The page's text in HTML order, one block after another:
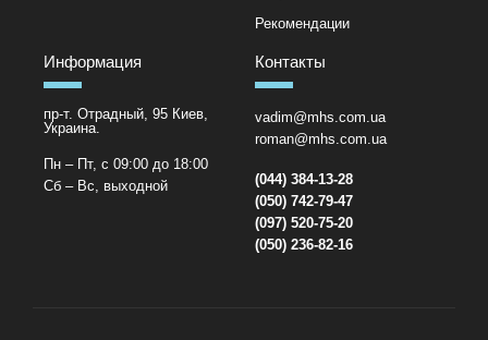
Рекомендации
Информация
пр-т. Отрадный, 95 Киев,
Украина.
Пн – Пт, с 09:00 до 18:00
Сб – Вс, выходной
Контакты
vadim@mhs.com.ua
roman@mhs.com.ua
(044) 384-13-28
(050) 742-79-47
(097) 520-75-20
(050) 236-82-16